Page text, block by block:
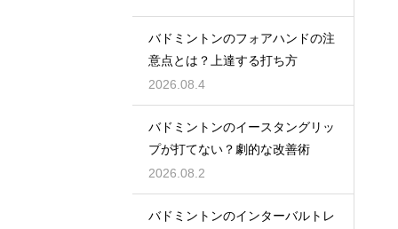
バドミントンのフォアハンドの注
意点とは？上達する打ち方
2026.08.4
バドミントンのイースタングリッ
プが打てない？劇的な改善術
2026.08.2
バドミントンのインターバルトレ